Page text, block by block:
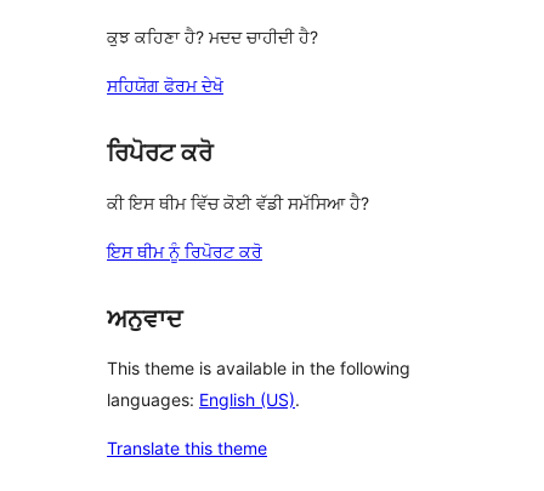
ਕੁਝ ਕਹਿਣਾ ਹੈ? ਮਦਦ ਚਾਹੀਦੀ ਹੈ?
ਸਹਿਯੋਗ ਫੋਰਮ ਦੇਖੋ
ਰਿਪੋਰਟ ਕਰੋ
ਕੀ ਇਸ ਥੀਮ ਵਿੱਚ ਕੋਈ ਵੱਡੀ ਸਮੱਸਿਆ ਹੈ?
ਇਸ ਥੀਮ ਨੂੰ ਰਿਪੋਰਟ ਕਰੋ
ਅਨੁਵਾਦ
This theme is available in the following
languages: English (US).
Translate this theme